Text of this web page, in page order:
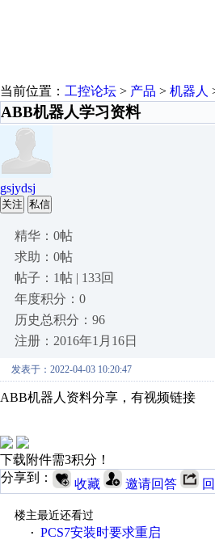
当前位置： 工控论坛 > 产品 > 机器人
ABB机器人学习资料
gsjydsj
关注 私信
精华：0帖
求助：0帖
帖子：1帖 | 133回
年度积分：0
历史总积分：96
注册：2016年1月16日
发表于：2022-04-03 10:20:47
ABB机器人资料分享，有视频链接
下载附件需3积分！
分享到：
收藏 邀请回答
楼主最近还看过
· PCS7安装时要求重启